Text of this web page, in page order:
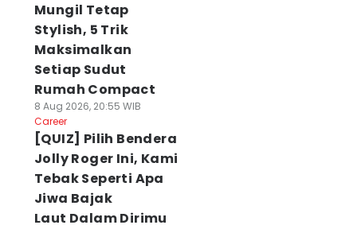
Mungil Tetap
Stylish, 5 Trik
Maksimalkan
Setiap Sudut
Rumah Compact
8 Aug 2026, 20:55 WIB
Career
[QUIZ] Pilih Bendera
Jolly Roger Ini, Kami
Tebak Seperti Apa
Jiwa Bajak
Laut Dalam Dirimu